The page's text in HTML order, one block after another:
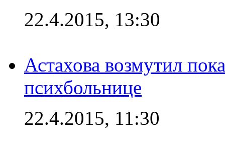
22.4.2015, 13:30
Астахова возмутил
психбольнице
22.4.2015, 11:30